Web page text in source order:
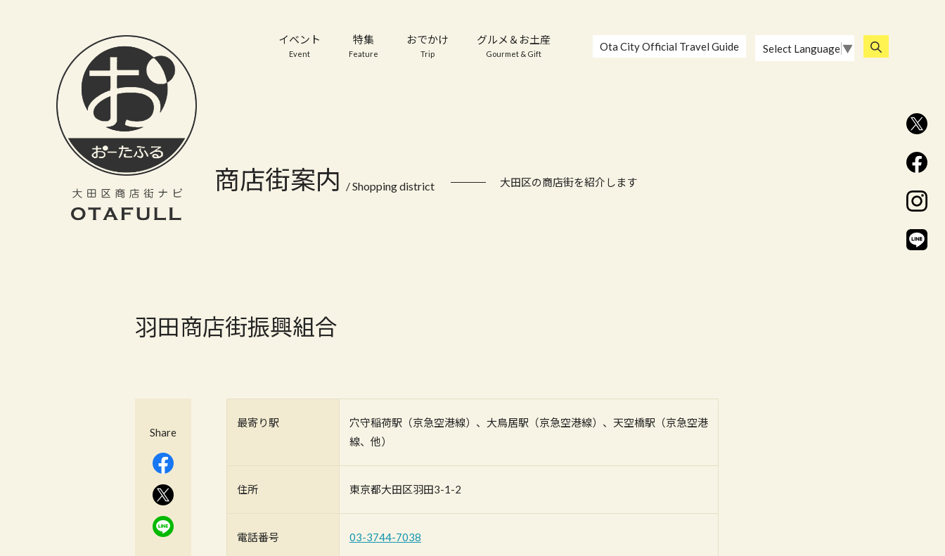
イベント
Event
特集
Feature
おでかけ
Trip
グルメ＆お土産
Gourmet & Gift
Ota City Official Travel Guide Select Language ▼
商店街案内 / Shopping district 大田区の商店街を紹介します
羽田商店街振興組合
最寄り駅
穴守稲荷駅（京急空港線）、大鳥居駅（京急空港線）、天空橋駅（京急空港
線、他）
住所 東京都大田区羽田3-1-2
電話番号 03-3744-7038
Share